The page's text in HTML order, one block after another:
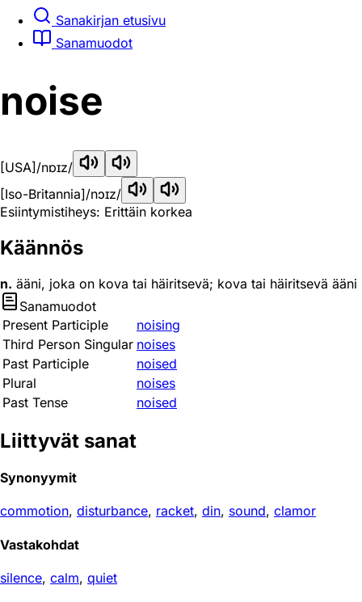
Sanakirjan etusivu
Sanamuodot
noise
[USA] /nɒɪz/
[Iso-Britannia]/nɔɪz/
Esiintymistiheys: Erittäin korkea
Käännös
n. ääni, joka on kova tai häiritsevä; kova tai häiritsevä ääni
Sanamuodot
Present Participle
noising
Third Person Singular noises
Past Participle
noised
Plural
noises
Past Tense
noised
Liittyvät sanat
Synonyymit
commotion, disturbance, racket, din, sound, clamor
Vastakohdat
silence, calm, quiet